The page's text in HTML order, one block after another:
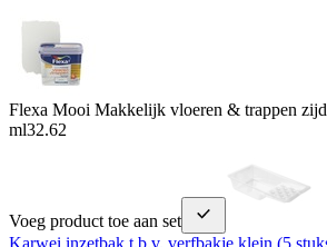
Flexa Mooi Makkelijk vloeren & trappen
ml32.62
Voeg product toe aan set